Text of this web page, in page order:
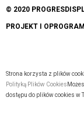
© 2020
PROJEKT I
Strona korzysta z plików
Polityką Plików Cookies
dostępu do plików cookies w